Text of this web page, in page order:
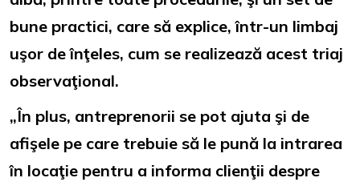
bune practici, care să explice, într-un limbaj
uşor de înţeles, cum se realizează acest triaj
observaţional.
„În plus, antreprenorii se pot ajuta şi de
afişele pe care trebuie să le pună la intrarea
în locaţie pentru a informa clienţii despre